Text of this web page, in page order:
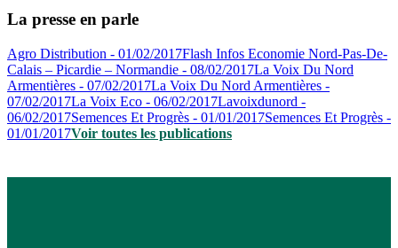
La presse en parle
Agro Distribution - 01/02/2017Flash Infos Economie Nord-Pas-De-
Calais – Picardie – Normandie - 08/02/2017La Voix Du Nord
Armentières - 07/02/2017La Voix Du Nord Armentières -
07/02/2017La Voix Eco - 06/02/2017Lavoixdunord -
06/02/2017Semences Et Progrès - 01/01/2017Semences Et Progrès -
01/01/2017Voir toutes les publications